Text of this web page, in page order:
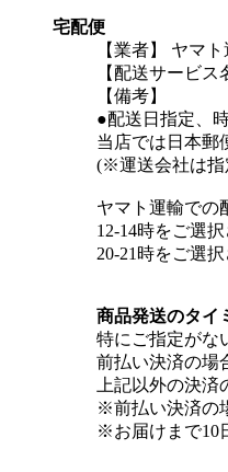
宅配便
【業者】 ヤマ
【配送サービス
【備考】
●配送日指定、
当店では日本郵
(※運送会社は指
ヤマト運輸での
12-14時をご選
20-21時をご選
商品発送のタイ
特にご指定がな
前払い決済の場
上記以外の決
※前払い決済の
※お届けまで10